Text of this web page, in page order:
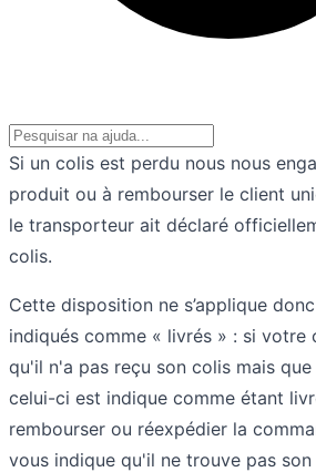
Si un colis est perdu nous nous
produit ou à rembourser le client
le transporteur ait déclaré
colis.
Cette disposition ne s’applique
indiqués comme « livrés » : si votre
qu'il n'a pas reçu son colis mais
celui-ci est indique comme étant
rembourser ou réexpédier la
vous indique qu'il ne trouve pas